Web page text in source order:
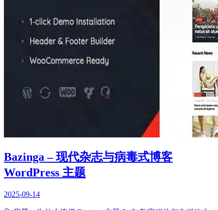
Bazinga – 现代杂志与病毒式博客
WordPress 主题
2025-09-14